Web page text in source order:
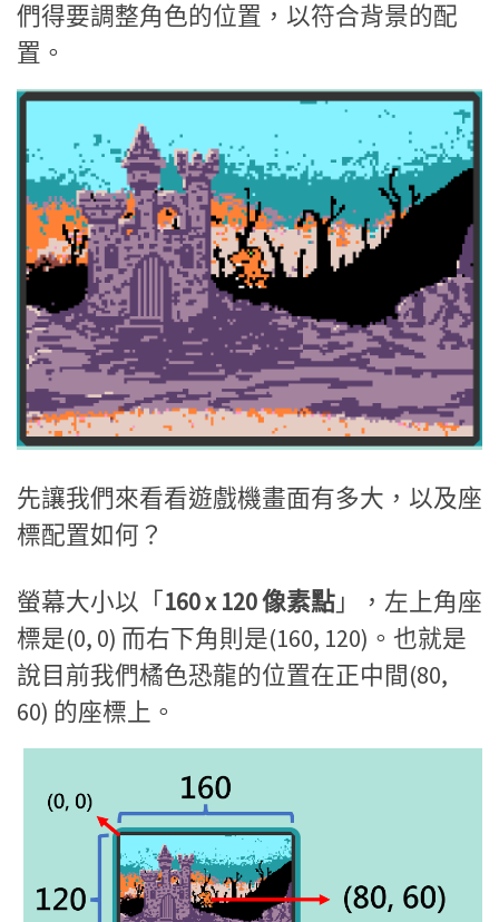
們得要調整角色的位置，以符合背景的配
置。
先讓我們來看看遊戲機畫面有多大，以及座
標配置如何？
螢幕大小以「 160 x 120 像素點 」，左上角座
標是(0, 0) 而右下角則是(160, 120)。也就是
說目前我們橘色恐龍的位置在正中間(80,
60) 的座標上。